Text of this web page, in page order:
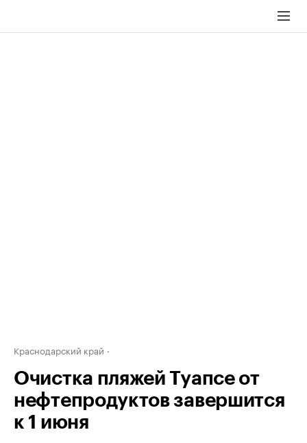
Краснодарский край
Очистка пляжей Туапсе от
нефтепродуктов завершится
к 1 июня